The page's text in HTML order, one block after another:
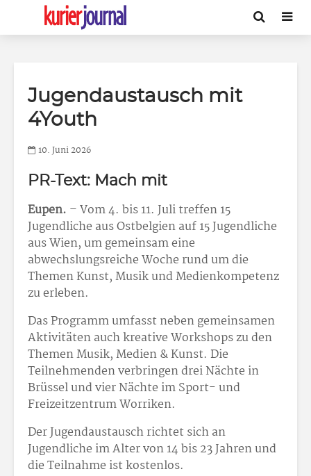
Jugendaustausch mit
4Youth
10. Juni 2026
PR-Text: Mach mit
Eupen. – Vom 4. bis 11. Juli treffen 15
Jugendliche aus Ostbelgien auf 15 Jugendliche
aus Wien, um gemeinsam eine
abwechslungsreiche Woche rund um die
Themen Kunst, Musik und Medienkompetenz
zu erleben.
Das Programm umfasst neben gemeinsamen
Aktivitäten auch kreative Workshops zu den
Themen Musik, Medien & Kunst. Die
Teilnehmenden verbringen drei Nächte in
Brüssel und vier Nächte im Sport- und
Freizeitzentrum Worriken.
Der Jugendaustausch richtet sich an
Jugendliche im Alter von 14 bis 23 Jahren und
die Teilnahme ist kostenlos.